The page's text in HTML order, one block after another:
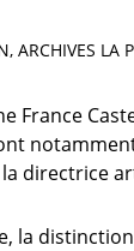
ARCHIVES LA
France
directrice
la